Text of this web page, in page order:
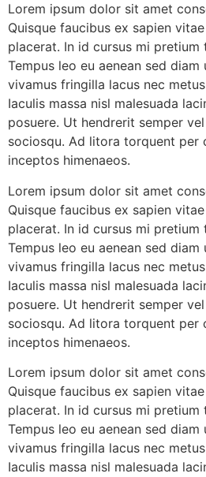
Lorem ipsum dolor sit amet
Quisque faucibus ex sapien
placerat. In id cursus mi pretium
Tempus leo eu aenean sed
vivamus fringilla lacus nec
Iaculis massa nisl malesuada
posuere. Ut hendrerit semper
sociosqu. Ad litora torquent per
inceptos himenaeos.
Lorem ipsum dolor sit amet
Quisque faucibus ex sapien
placerat. In id cursus mi pretium
Tempus leo eu aenean sed
vivamus fringilla lacus nec
Iaculis massa nisl malesuada
posuere. Ut hendrerit semper
sociosqu. Ad litora torquent per
inceptos himenaeos.
Lorem ipsum dolor sit amet
Quisque faucibus ex sapien
placerat. In id cursus mi pretium
Tempus leo eu aenean sed
vivamus fringilla lacus nec
Iaculis massa nisl malesuada